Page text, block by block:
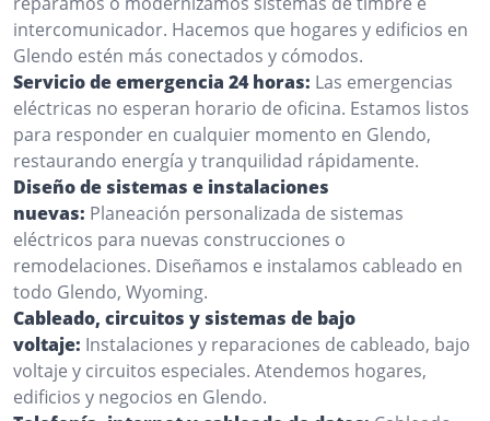
intercomunicador. Hacemos que hogares y edificios en
Glendo estén más conectados y cómodos.
Servicio de emergencia 24 horas: Las emergencias
eléctricas no esperan horario de oficina. Estamos listos
para responder en cualquier momento en Glendo,
restaurando energía y tranquilidad rápidamente.
Diseño de sistemas e instalaciones
nuevas: Planeación personalizada de sistemas
eléctricos para nuevas construcciones o
remodelaciones. Diseñamos e instalamos cableado en
todo Glendo, Wyoming.
Cableado, circuitos y sistemas de bajo
voltaje: Instalaciones y reparaciones de cableado, bajo
voltaje y circuitos especiales. Atendemos hogares,
edificios y negocios en Glendo.